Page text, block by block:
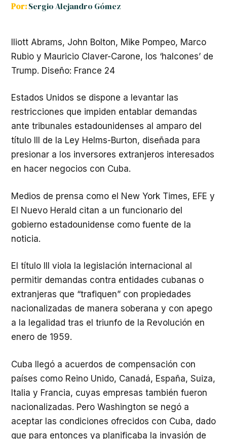
Por:Sergio Alejandro Gómez
lliott Abrams, John Bolton, Mike Pompeo, Marco
Rubio y Mauricio Claver-Carone, los ‘halcones’ de
Trump. Diseño: France 24
Estados Unidos se dispone a levantar las
restricciones que impiden entablar demandas
ante tribunales estadounidenses al amparo del
título III de la Ley Helms-Burton, diseñada para
presionar a los inversores extranjeros interesados
en hacer negocios con Cuba.
Medios de prensa como el New York Times, EFE y
El Nuevo Herald citan a un funcionario del
gobierno estadounidense como fuente de la
noticia.
El título III viola la legislación internacional al
permitir demandas contra entidades cubanas o
extranjeras que “trafiquen” con propiedades
nacionalizadas de manera soberana y con apego
a la legalidad tras el triunfo de la Revolución en
enero de 1959.
Cuba llegó a acuerdos de compensación con
países como Reino Unido, Canadá, España, Suiza,
Italia y Francia, cuyas empresas también fueron
nacionalizadas. Pero Washington se negó a
aceptar las condiciones ofrecidos con Cuba, dado
que para entonces ya planificaba la invasión de